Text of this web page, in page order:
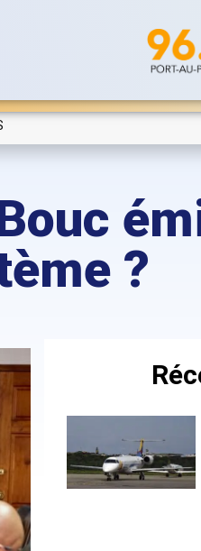
?